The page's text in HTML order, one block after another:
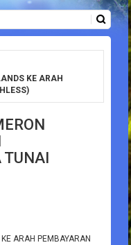
KE ARAH
TUNAI
ARAH PEMBAYARAN